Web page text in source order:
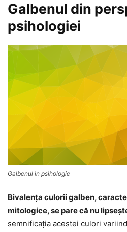
Galbenul din
psihologiei
Galbenul in psihologie
Bivalenţa culorii galben,
mitologice, se pare că nu
semnificaţia acestei culori